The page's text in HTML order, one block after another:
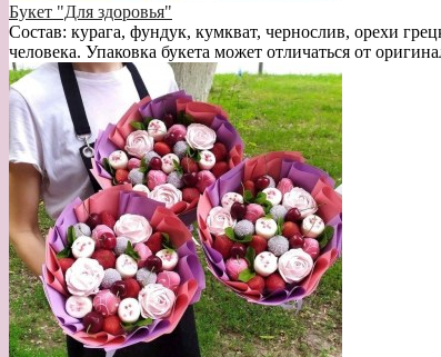
Букет "Для здоровья"
Состав: курага, фундук, кумкват, чернослив, орехи
человека. Упаковка букета может отличаться от